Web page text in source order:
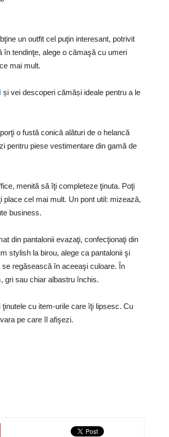
un outfit cel puţin interesant, potrivit
în tendinţe, alege o cămaşă cu umeri
mai mult.
și vei descoperi cămăși ideale pentru a le
o fustă conică alături de o helancă
pentru piese vestimentare din gamă de
menită să îţi completeze ţinuta. Poţi
place cel mai mult. Un pont util: mizează,
business.
din pantalonii evazaţi, confecţionaţi din
stylish la birou, alege ca pantalonii şi
regăsească în aceeaşi culoare. În
gri sau chiar albastru închis.
cu item-urile care îţi lipsesc. Cu
pe care îl afişezi.